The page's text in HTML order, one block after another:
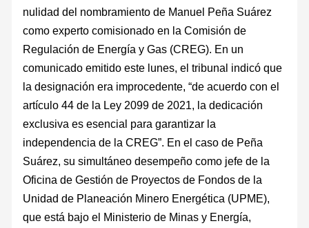
nulidad del nombramiento de Manuel Peña Suárez
como experto comisionado en la Comisión de
Regulación de Energía y Gas (CREG). En un
comunicado emitido este lunes, el tribunal indicó que
la designación era improcedente, “de acuerdo con el
artículo 44 de la Ley 2099 de 2021, la dedicación
exclusiva es esencial para garantizar la
independencia de la CREG”. En el caso de Peña
Suárez, su simultáneo desempeño como jefe de la
Oficina de Gestión de Proyectos de Fondos de la
Unidad de Planeación Minero Energética (UPME),
que está bajo el Ministerio de Minas y Energía,